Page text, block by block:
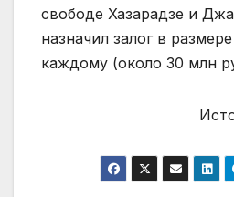
свободе Хазарадзе и
назначил залог в
каждому (около 30 млн